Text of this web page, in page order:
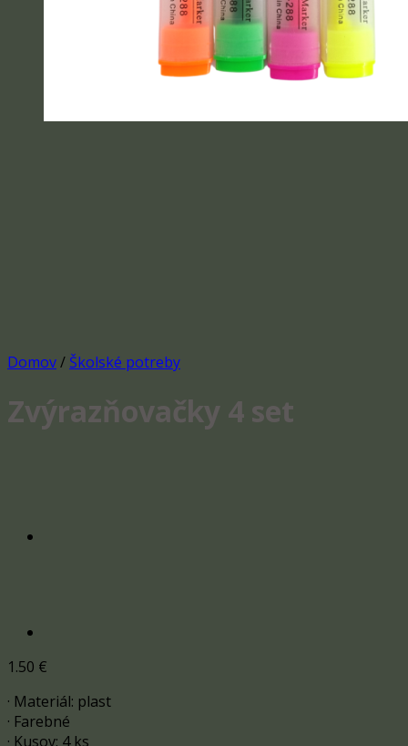
Domov/ Školské potreby
Zvýrazňovačky 4 set
1.50 €
· Materiál: plast
· Farebné
· Kusov: 4 ks